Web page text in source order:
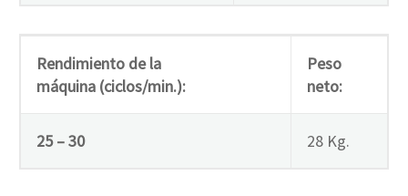
Rendimiento de la
máquina (ciclos/min.):
Peso
neto:
25 – 30 28 Kg.